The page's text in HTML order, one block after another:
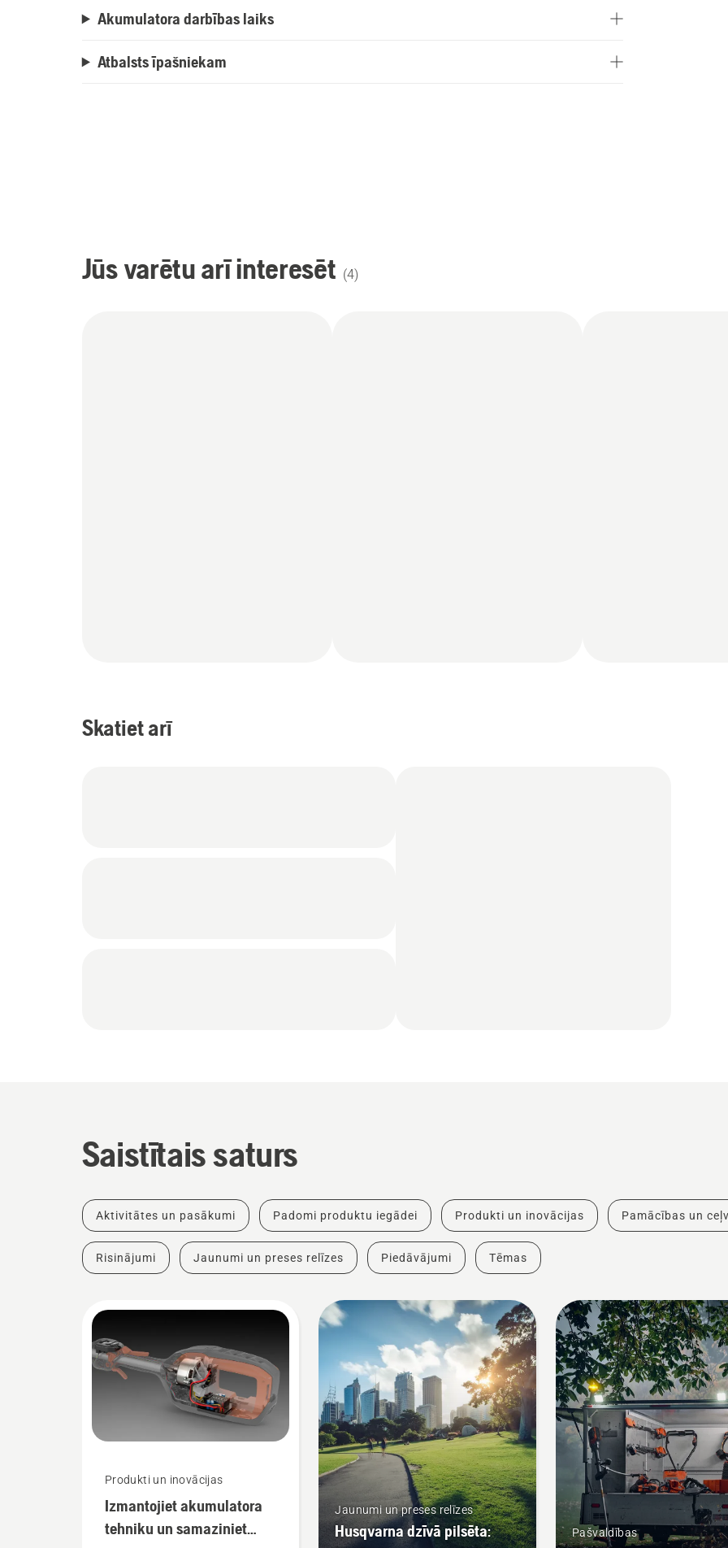
Akumulatora darbības laiks
Atbalsts īpašniekam
Jūs varētu arī interesēt (4)
Skatiet arī
Saistītais saturs
Aktivitātes un pasākumi Padomi produktu iegādei Produkti un inovācijas Pamācības un
Risinājumi Jaunumi un preses relīzes Piedāvājumi Tēmas
Produkti un inovācijas
Izmantojiet akumulatora
tehniku un samaziniet
Jaunumi un preses relīzes
Husqvarna dzīvā pilsēta:
Pašvaldības